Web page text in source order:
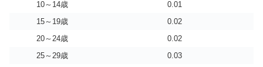
10～14歳
0.01
15～19歳
0.02
20～24歳
0.02
25～29歳
0.03